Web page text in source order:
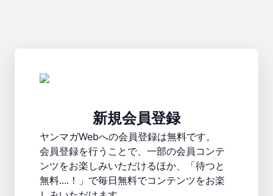
新規会員登録
ヤンマガWebへの会員登録は無料です。
会員登録を行うことで、一部の会員コンテ
ンツをお楽しみいただけるほか、「待つと
無料....！」で毎日無料でコンテンツをお楽